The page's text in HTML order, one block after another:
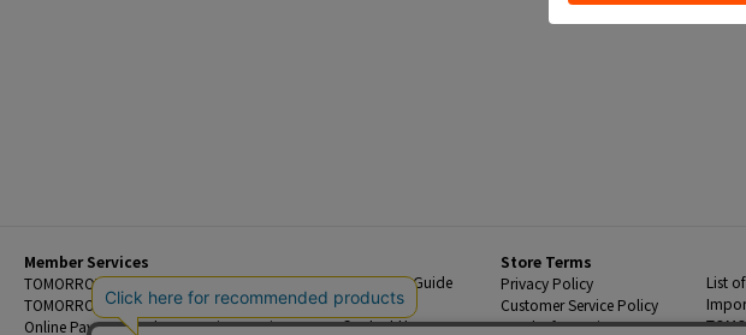
Member Services
TOMORROWLAND Members
TOMORROWLAND App
Online Payment and Reservation Services
Beginner's Guide
FAQ
Contact Us
Store Terms
Privacy Policy
Customer Service Policy
Legal Information
List